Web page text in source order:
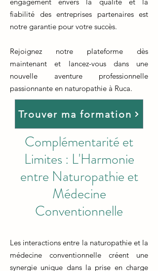
fiabilité des entreprises partenaires est
notre garantie pour votre succès.
Rejoignez notre plateforme dès
maintenant et lancez-vous dans une
nouvelle aventure professionnelle
passionnante en naturopathie à Ruca.
Trouver ma formation
Complémentarité et
Limites : L'Harmonie
entre Naturopathie et
Médecine
Conventionnelle
Les interactions entre la naturopathie et la
médecine conventionnelle créent une
synergie unique dans la prise en charge